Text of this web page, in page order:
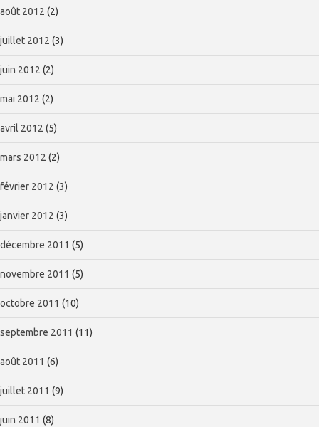
août 2012 (2)
juillet 2012 (3)
juin 2012 (2)
mai 2012 (2)
avril 2012 (5)
mars 2012 (2)
février 2012 (3)
janvier 2012 (3)
décembre 2011 (5)
novembre 2011 (5)
octobre 2011 (10)
septembre 2011 (11)
août 2011 (6)
juillet 2011 (9)
juin 2011 (8)